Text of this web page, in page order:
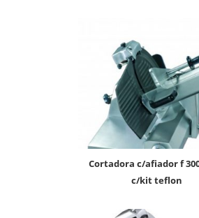
cortadora c/afiador f 300i ce/p
c/kit teflon